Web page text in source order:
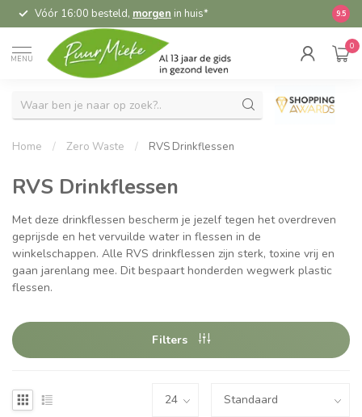
Vóór 16:00 besteld, morgen in huis* 9.5
MENU
0
Home / Zero Waste / RVS Drinkflessen
RVS Drinkflessen
Met deze drinkflessen bescherm je jezelf tegen het overdreven
geprijsde en het vervuilde water in flessen in de
winkelschappen. Alle RVS drinkflessen zijn sterk, toxine vrij en
gaan jarenlang mee. Dit bespaart honderden wegwerk plastic
flessen.
Filters